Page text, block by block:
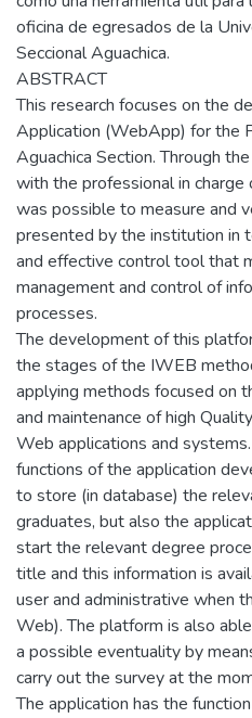
oficina de egresados de la
Seccional Aguachica.
ABSTRACT
This research focuses on the
Application (WebApp) for the
Aguachica Section. Through
with the professional in
was possible to measure and
presented by the institution in
and effective control tool that
management and control of
processes.
The development of this
the stages of the IWEB
applying methods focused on
and maintenance of high Quality
Web applications and
functions of the application
to store (in database) the
graduates, but also the
start the relevant degree
title and this information is
user and administrative when
Web). The platform is also
a possible eventuality by
carry out the survey at the
The application has the